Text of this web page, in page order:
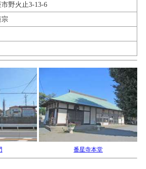
市野火止3-13-6
宗
番星寺本堂